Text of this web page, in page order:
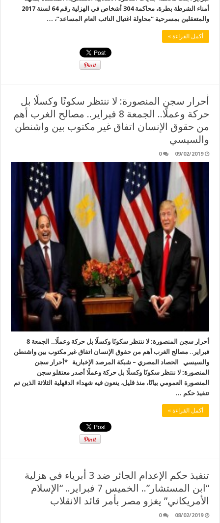
أمناء الشرطة بطرة، محاكمة 304 أشخاص في الهزلية رقم 64 لسنة 2017
والمتعقلين بمسرحية “محاولة اغتيال النائب العام المساعد”، …
أكمل القراءة »
أحرار سجن المنصورة: لا ننتظر سكونًا وكسلًا بل
حركة وعملًا.. الجمعة 8 فبراير.. مصالح الغرب أهم
من حقوق الإنسان اتفاق غير مكتوب بين واشنطن
والسيسي
09/02/2019
0
أحرار سجن المنصورة: لا ننتظر سكونًا وكسلًا بل حركة وعملًا.. الجمعة 8
فبراير.. مصالح الغرب أهم من حقوق الإنسان اتفاق غير مكتوب بين واشنطن
والسيسي الحصاد المصري – شبكة المرصد الإخبارية *أحرار سجن
المنصورة: لا ننتظر سكونًا وكسلًا بل حركة وعملًا أصدر معتقلو سجن
المنصورة العمومي بيانًا، منذ قليل، ينعون فيه شهداء الدقهلية الثلاثة الذين تم
تنفيذ حكم …
أكمل القراءة »
تنفيذ حكم الإعدام الجائر ضد 3 أبرياء في هزلية
“ابن المستشار”.. الخميس 7 فبراير.. “الإسلام
الأمريكاني” يغزو مصر بأمر قائد الانقلاب
08/02/2019
0